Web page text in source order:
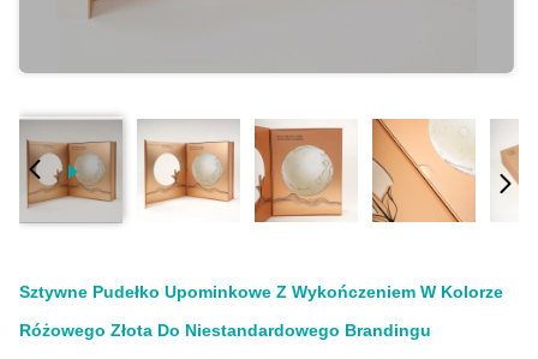
Sztywne Pudełko Upominkowe Z Wykończeniem W Kolorze
Różowego Złota Do Niestandardowego Brandingu